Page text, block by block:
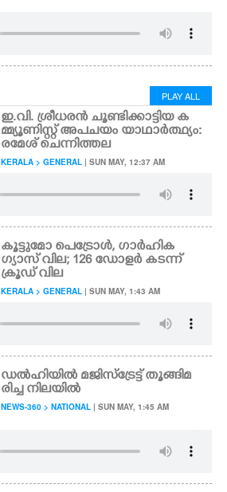
PLAY ALL
ഇ.വി. ശ്രീധരൻ ചൂണ്ടിക്കാട്ടിയ ക
മ്മ്യൂണിസ്റ്റ് അപചയം യാഥാർത്ഥ്യം:
രമേശ് ചെന്നിത്തല
KERALA > GENERAL | SUN MAY, 12:37 AM
കൂട്ടുമോ പെട്രോൾ,​ ഗാർഹിക
ഗ്യാസ് വില; 126 ഡോളർ കടന്ന്
ക്രൂഡ് വില
KERALA > GENERAL | SUN MAY, 1:43 AM
ഡൽഹിയിൽ മജിസ്ട്രേട്ട് തൂങ്ങിമ
രിച്ച നിലയിൽ
NEWS-360 > NATIONAL | SUN MAY, 1:45 AM